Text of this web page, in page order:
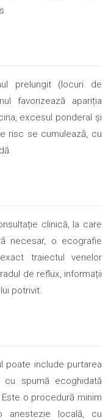
prelungit (locuri de
favorizează apariția
excesul ponderal și
risc se cumulează, cu
clinică, la care
necesar, o ecografie
traiectul venelor
de reflux, informații
potrivit.
poate include purtarea
cu spumă ecoghidată
o procedură minim
anestezie locală, cu